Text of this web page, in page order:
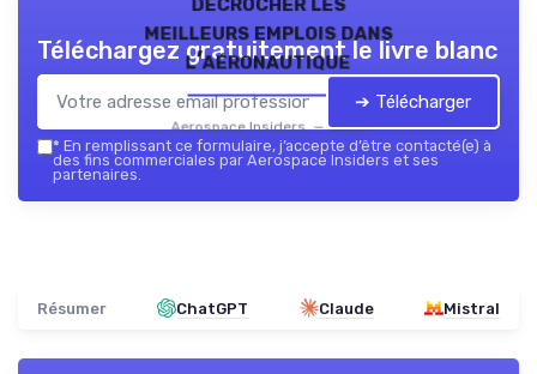
meilleurs emplois dans
l’aéronautique
Aerospace Insiders — 2026
Téléchargez gratuitement le livre blanc
➔ Télécharger
* En remplissant ce formulaire, j’accepte d’être contacté(e) à
des fins commerciales par Aerospace Insiders et ses
partenaires.
Résumer ChatGPT Claude Mistral